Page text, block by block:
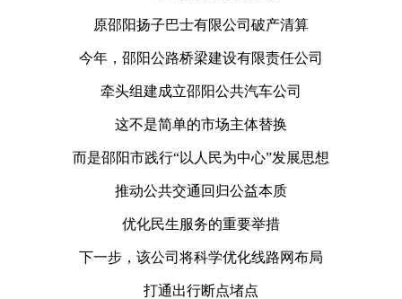
原邵阳扬子巴士有限公司破产清算
今年，邵阳公路桥梁建设有限责任公司
牵头组建成立邵阳公共汽车公司
这不是简单的市场主体替换
而是邵阳市践行“以人民为中心”发展思想
推动公共交通回归公益本质
优化民生服务的重要举措
下一步，该公司将科学优化线路网布局
打通出行断点堵点